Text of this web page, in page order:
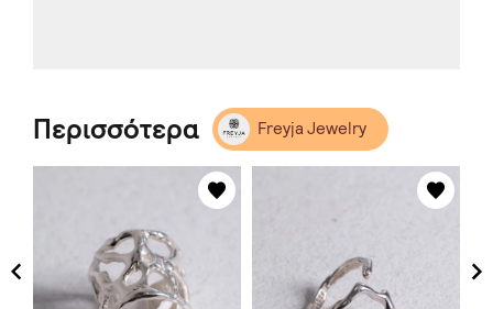
Περισσότερα Freyja Jewelry